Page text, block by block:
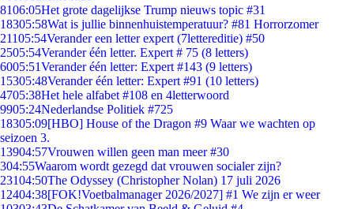
8106:05Het grote dagelijkse Trump nieuws topic #31
18305:58Wat is jullie binnenhuistemperatuur? #81 Horrorzomer
21105:54Verander een letter expert (7lettereditie) #50
2505:54Verander één letter. Expert # 75 (8 letters)
6005:51Verander één letter: Expert #143 (9 letters)
15305:48Verander één letter: Expert #91 (10 letters)
4705:38Het hele alfabet #108 en 4letterwoord
9905:24Nederlandse Politiek #725
18305:09[HBO] House of the Dragon #9 Waar we wachten op
seizoen 3.
13904:57Vrouwen willen geen man meer #30
304:55Waarom wordt gezegd dat vrouwen socialer zijn?
23104:50The Odyssey (Christopher Nolan) 17 juli 2026
12404:38[FOK!Voetbalmanager 2026/2027] #1 We zijn er weer